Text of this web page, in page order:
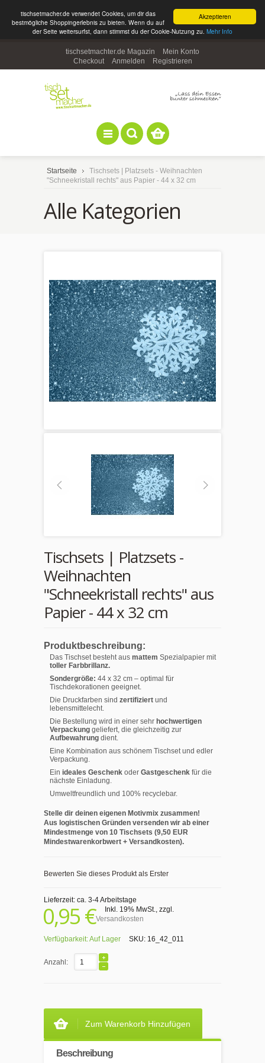
Akzeptieren
tischsetmacher.de verwendet Cookies, um dir das
bestmögliche Shoppingerlebnis zu bieten. Wenn du auf
der Seite weitersurfst, dann stimmst du der Cookie-Nutzung zu. Mehr Info
tischsetmachter.de Magazin
Mein Konto
Checkout
Anmelden Registrieren
Startseite
Tischsets | Platzsets - Weihnachten
"Schneekristall rechts" aus Papier - 44 x 32 cm
Alle Kategorien
Tischsets | Platzsets -
Weihnachten
"Schneekristall rechts" aus
Papier - 44 x 32 cm
Produktbeschreibung:
Das Tischset besteht aus mattem Spezialpapier mit
toller Farbbrillanz.
Sondergröße: 44 x 32 cm – optimal für
Tischdekorationen geeignet.
Die Druckfarben sind zertifiziert und
lebensmittelecht.
Die Bestellung wird in einer sehr hochwertigen
Verpackung geliefert, die gleichzeitig zur
Aufbewahrung dient.
Eine Kombination aus schönem Tischset und edler
Verpackung.
Ein ideales Geschenk oder Gastgeschenk für die
nächste Einladung.
Umweltfreundlich und 100% recyclebar.
Stelle dir deinen eigenen Motivmix zusammen!
Aus logistischen Gründen versenden wir ab einer
Mindestmenge von 10 Tischsets (9,50 EUR
Mindestwarenkorbwert + Versandkosten).
Bewerten Sie dieses Produkt als Erster
Lieferzeit: ca. 3-4 Arbeitstage
0,95 € Inkl. 19% MwSt., zzgl.
Versandkosten
Verfügbarkeit:Auf Lager SKU: 16_42_011
Anzahl:
Zum Warenkorb Hinzufügen
Beschreibung